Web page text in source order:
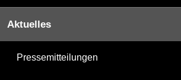
Aktuelles
Pressemitteilungen